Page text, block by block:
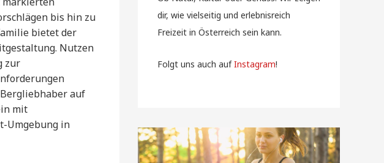
bis hin zu
bietet der
Nutzen
zur
auf
mit
Umgebung in
dir, wie vielseitig und erlebnisreich
Freizeit in Österreich sein kann.
Folgt uns auch aufInstagram!